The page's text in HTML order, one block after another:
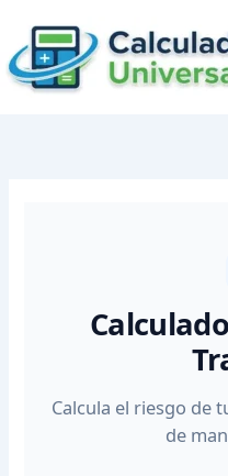
content
Calcula el riesgo de
de